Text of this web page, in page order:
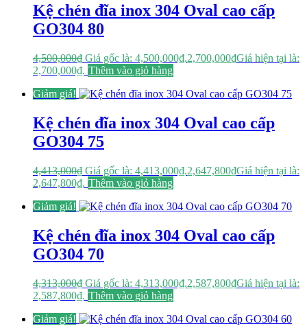
Kệ chén đĩa inox 304 Oval cao cấp
GO304 80
4,500,000₫ Giá gốc là: 4,500,000₫.2,700,000₫Giá hiện tại là:
2,700,000₫. Thêm vào giỏ hàng
Giảm giá!
Kệ chén đĩa inox 304 Oval cao cấp
GO304 75
4,413,000₫ Giá gốc là: 4,413,000₫.2,647,800₫Giá hiện tại là:
2,647,800₫. Thêm vào giỏ hàng
Giảm giá!
Kệ chén đĩa inox 304 Oval cao cấp
GO304 70
4,313,000₫ Giá gốc là: 4,313,000₫.2,587,800₫Giá hiện tại là:
2,587,800₫. Thêm vào giỏ hàng
Giảm giá!